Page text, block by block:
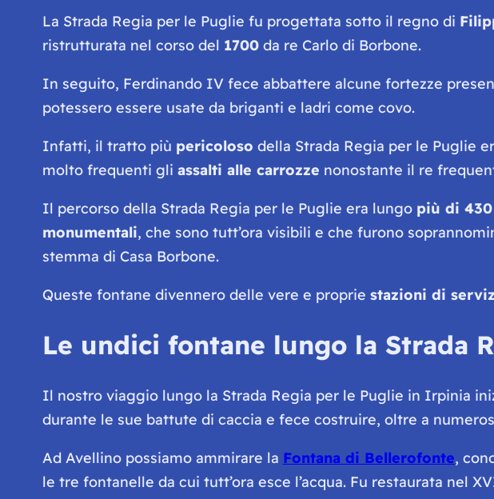
La Strada Regia per le Puglie fu progettata sotto il regno di
ristrutturata nel corso del 1700da re Carlo di Borbone.
In seguito, Ferdinando IV fece abbattere alcune fortezze
potessero essere usate da briganti e ladri come covo.
Infatti, il tratto più pericoloso della Strada Regia per le Puglie
molto frequenti gli assalti alle carrozze nonostante il re
Il percorso della Strada Regia per le Puglie era lungo più di
monumentali, che sono tutt’ora visibili e che furono
stemma di Casa Borbone.
Queste fontane divennero delle vere e proprie stazioni di
Le undici fontane lungo la Strada
Il nostro viaggio lungo la Strada Regia per le Puglie in Irpinia
durante le sue battute di caccia e fece costruire, oltre a
Ad Avellino possiamo ammirare la Fontana di Bellerofonte,
le tre fontanelle da cui tutt’ora esce l’acqua. Fu restaurata nel